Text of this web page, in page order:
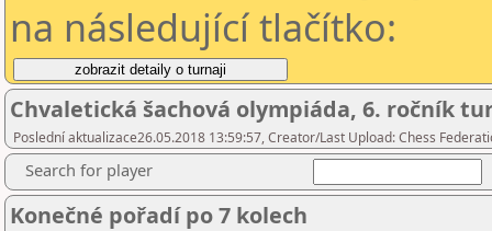
na následující tlačítko:
Chvaletická šachová olympiáda, 6. ročník
Poslední aktualizace26.05.2018 13:59:57, Creator/Last Upload: Chess
Search for player
Konečné pořadí po 7 kolech